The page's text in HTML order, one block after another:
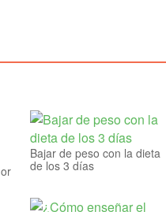
Bajar de peso con la dieta
de los 3 días